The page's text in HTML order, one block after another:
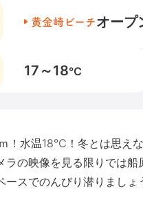
黄金崎ビーチオープ
17～18℃
！水温18℃！冬とは思え
ラの映像を見る限りでは
ースでのんびり潜りましょ